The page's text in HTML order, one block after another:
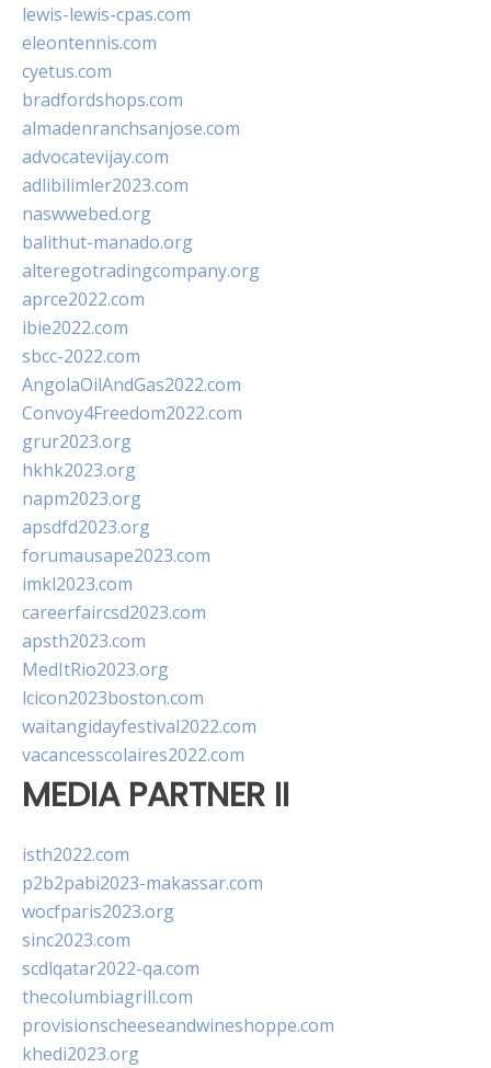
lewis-lewis-cpas.com
eleontennis.com
cyetus.com
bradfordshops.com
almadenranchsanjose.com
advocatevijay.com
adlibilimler2023.com
naswwebed.org
balithut-manado.org
alteregotradingcompany.org
aprce2022.com
ibie2022.com
sbcc-2022.com
AngolaOilAndGas2022.com
Convoy4Freedom2022.com
grur2023.org
hkhk2023.org
napm2023.org
apsdfd2023.org
forumausape2023.com
imkl2023.com
careerfaircsd2023.com
apsth2023.com
MedItRio2023.org
lcicon2023boston.com
waitangidayfestival2022.com
vacancesscolaires2022.com
MEDIA PARTNER II
isth2022.com
p2b2pabi2023-makassar.com
wocfparis2023.org
sinc2023.com
scdlqatar2022-qa.com
thecolumbiagrill.com
provisionscheeseandwineshoppe.com
khedi2023.org